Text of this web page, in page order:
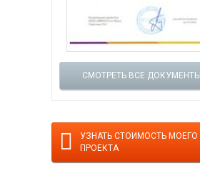
СМОТРЕТЬ ВСЕ ДОКУМЕНТЫ
УЗНАТЬ СТОИМОСТЬ МОЕГО
ПРОЕКТА